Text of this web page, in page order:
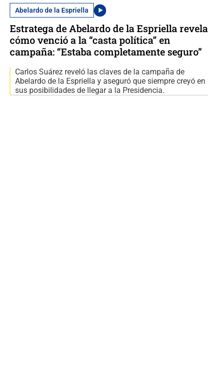
Abelardo de la Espriella
Estratega de Abelardo de la Espriella revela
cómo venció a la “casta política” en
campaña: “Estaba completamente seguro”
Carlos Suárez reveló las claves de la campaña de
Abelardo de la Espriella y aseguró que siempre creyó en
sus posibilidades de llegar a la Presidencia.